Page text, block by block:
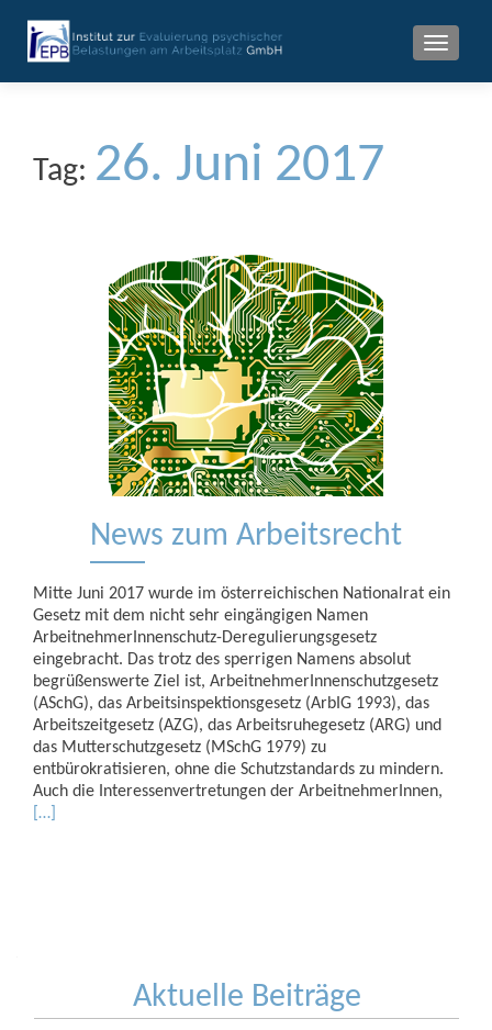
MENU
Tag: 26. Juni 2017
News zum Arbeitsrecht
Mitte Juni 2017 wurde im österreichischen Nationalrat ein
Gesetz mit dem nicht sehr eingängigen Namen
ArbeitnehmerInnenschutz-Deregulierungsgesetz
eingebracht. Das trotz des sperrigen Namens absolut
begrüßenswerte Ziel ist, ArbeitnehmerInnenschutzgesetz
(ASchG), das Arbeitsinspektionsgesetz (ArbIG 1993), das
Arbeitszeitgesetz (AZG), das Arbeitsruhegesetz (ARG) und
das Mutterschutzgesetz (MSchG 1979) zu
entbürokratisieren, ohne die Schutzstandards zu mindern.
Auch die Interessenvertretungen der ArbeitnehmerInnen,
[…]
Aktuelle Beiträge